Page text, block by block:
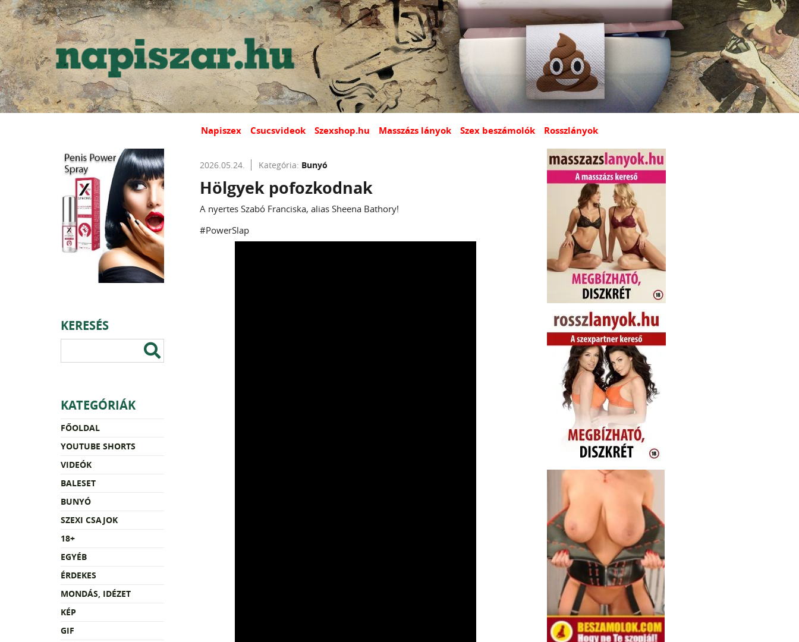
Napiszex Csucsvideok Szexshop.hu Masszázs lányok Szex beszámolók Rosszlányok
KERESÉS
KATEGÓRIÁK
FŐOLDAL
YOUTUBE SHORTS
VIDEÓK
BALESET
BUNYÓ
SZEXI CSAJOK
18+
EGYÉB
ÉRDEKES
MONDÁS, IDÉZET
KÉP
GIF
2026.05.24. Kategória: Bunyó
Hölgyek pofozkodnak
A nyertes Szabó Franciska, alias Sheena Bathory!
#PowerSlap